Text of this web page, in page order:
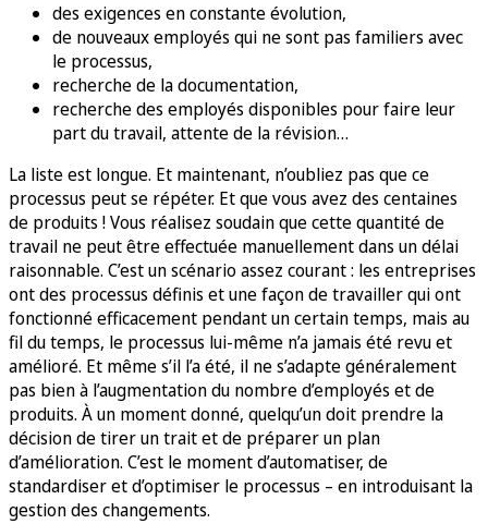
des exigences en constante évolution,
de nouveaux employés qui ne sont pas familiers avec
le processus,
recherche de la documentation,
recherche des employés disponibles pour faire leur
part du travail, attente de la révision…
La liste est longue. Et maintenant, n’oubliez pas que ce
processus peut se répéter. Et que vous avez des centaines
de produits ! Vous réalisez soudain que cette quantité de
travail ne peut être effectuée manuellement dans un délai
raisonnable. C’est un scénario assez courant : les entreprises
ont des processus définis et une façon de travailler qui ont
fonctionné efficacement pendant un certain temps, mais au
fil du temps, le processus lui-même n’a jamais été revu et
amélioré. Et même s’il l’a été, il ne s’adapte généralement
pas bien à l’augmentation du nombre d’employés et de
produits. À un moment donné, quelqu’un doit prendre la
décision de tirer un trait et de préparer un plan
d’amélioration. C’est le moment d’automatiser, de
standardiser et d’optimiser le processus – en introduisant la
gestion des changements.